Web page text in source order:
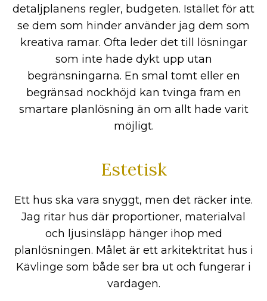
detaljplanens regler, budgeten. Istället för att
se dem som hinder använder jag dem som
kreativa ramar. Ofta leder det till lösningar
som inte hade dykt upp utan
begränsningarna. En smal tomt eller en
begränsad nockhöjd kan tvinga fram en
smartare planlösning än om allt hade varit
möjligt.
Estetisk
Ett hus ska vara snyggt, men det räcker inte.
Jag ritar hus där proportioner, materialval
och ljusinsläpp hänger ihop med
planlösningen. Målet är ett arkitektritat hus i
Kävlinge som både ser bra ut och fungerar i
vardagen.